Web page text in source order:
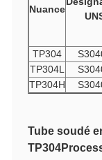
Nuance
TP304
TP304L
TP304H
Tube soudé
TP304